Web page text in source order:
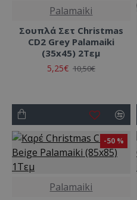
Palamaiki
Σουπλά Σετ Christmas
CD2 Grey Palamaiki
(35x45) 2Τεμ
5,25€ 10,50€
-50 %
Palamaiki